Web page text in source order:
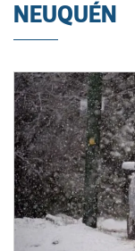
NEUQUÉN